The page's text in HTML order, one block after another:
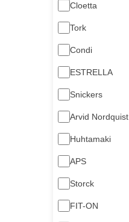
Cloetta
Tork
Condi
ESTRELLA
Snickers
Arvid Nordquist
Huhtamaki
APS
Storck
FIT-ON